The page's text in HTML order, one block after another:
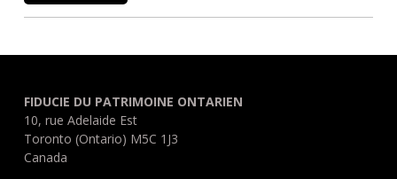
FIDUCIE DU PATRIMOINE ONTARIEN
10, rue Adelaide Est
Toronto (Ontario) M5C 1J3
Canada